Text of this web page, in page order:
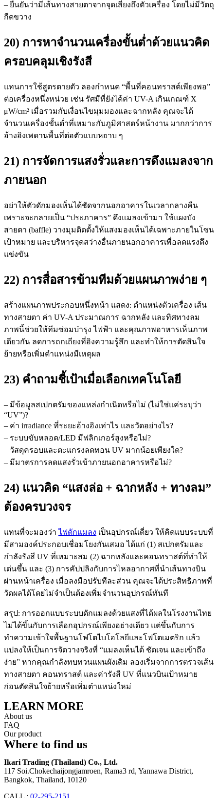
– ยืนยันว่ามีเส้นทางสายตาจากจุดเสี่ยงถึงตัวเครื่อง โดยไม่มีวัตถุ
กีดขวาง
20) การหาจำนวนเครื่องขั้นต่ำด้วยแนวคิด
ครอบคลุมเชิงรังสี
แทนการใช้สูตรตายตัว ลองกำหนด “พื้นที่คอนทราสต์เพียงพอ”
ต่อเครื่องหนึ่งหน่วย เช่น รัศมีที่ยังได้ค่า UV-A เกินเกณฑ์ X
μW/cm² เมื่อรวมกับเงื่อนไขมุมมองและฉากหลัง คุณจะได้
จำนวนเครื่องขั้นต่ำที่เหมาะกับภูมิศาสตร์หน้างาน มากกว่าการ
อ้างอิงเพดานพื้นที่ต่อตัวแบบหยาบ ๆ
21) การจัดการแสงรั่วและการดึงแมลงจาก
ภายนอก
อย่าให้ตัวดักมองเห็นได้ชัดจากนอกอาคารในเวลากลางคืน
เพราะจะกลายเป็น “ประภาคาร” ดึงแมลงเข้ามา ใช้แผงบัง
สายตา (baffle) วางมุมติดตั้งให้แสงมองเห็นได้เฉพาะภายในโซน
เป้าหมาย และบริหารจุดสว่างอื่นภายนอกอาคารเพื่อลดแรงดึง
แข่งขัน
22) การสื่อสารข้ามทีมด้วยแผนภาพง่าย ๆ
สร้างแผนภาพประกอบหนึ่งหน้า แสดง: ตำแหน่งตัวเครื่อง เส้น
ทางสายตา ค่า UV-A ประมาณการ ฉากหลัง และทิศทางลม
ภาพนี้ช่วยให้ทีมซ่อมบำรุง ไฟฟ้า และคุณภาพอาหารเห็นภาพ
เดียวกัน ลดการถกเถียงที่อิงความรู้สึก และทำให้การตัดสินใจ
ย้ายหรือเพิ่มตำแหน่งมีเหตุผล
23) คำถามชี้เป้าเมื่อเลือกเทคโนโลยี
– มีข้อมูลสเปกตรัมของแหล่งกำเนิดหรือไม่ (ไม่ใช่แค่ระบุว่า
“UV”)?
– ค่า irradiance ที่ระยะอ้างอิงเท่าไร และวัดอย่างไร?
– ระบบขับหลอด/LED มีฟลิกเกอร์สูงหรือไม่?
– วัสดุครอบและตะแกรงลดทอน UV มากน้อยเพียงใด?
– มีมาตรการลดแสงรั่วเข้าภายนอกอาคารหรือไม่?
24) แนวคิด “แสงล่อ + ฉากหลัง + ทางลม”
ต้องครบวงจร
แทนที่จะมองว่าไฟดักแมลง เป็นอุปกรณ์เดี่ยว ให้คิดแบบระบบที่
มีสามองค์ประกอบเชื่อมโยงกันเสมอ ได้แก่ (1) สเปกตรัมและ
กำลังรังสี UV ที่เหมาะสม (2) ฉากหลังและคอนทราสต์ที่ทำให้
เด่นขึ้น และ (3) การคัปปลิงกับการไหลอากาศที่นำเส้นทางบิน
ผ่านหน้าเครื่อง เมื่อลงมือปรับทีละส่วน คุณจะได้ประสิทธิภาพที่
วัดผลได้โดยไม่จำเป็นต้องเพิ่มจำนวนอุปกรณ์ทันที
สรุป: การออกแบบระบบดักแมลงด้วยแสงที่ได้ผลในโรงงานไทย
ไม่ได้ขึ้นกับการเลือกอุปกรณ์เพียงอย่างเดียว แต่ขึ้นกับการ
ทำความเข้าใจพื้นฐานโฟโตไบโอโลยีและโฟโตเมตริก แล้ว
แปลงให้เป็นการจัดวางจริงที่ “แมลงเห็นได้ ชัดเจน และเข้าถึง
ง่าย” หากคุณกำลังทบทวนแผนผังเดิม ลองเริ่มจากการตรวจเส้น
ทางสายตา คอนทราสต์ และค่ารังสี UV ที่แนวบินเป้าหมาย
ก่อนตัดสินใจย้ายหรือเพิ่มตำแหน่งใหม่
LEARN MORE
About us
FAQ
Our product
Where to find us
Ikari Trading (Thailand) Co., Ltd.
117 Soi.Chokechaijongjamroen, Rama3 rd, Yannawa District,
Bangkok, Thailand, 10120
CALL : 02-295-2151